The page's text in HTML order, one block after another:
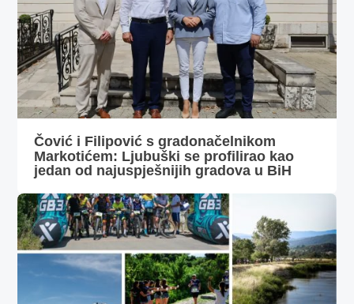
Čović i Filipović s gradonačelnikom
Markotićem: Ljubuški se profilirao kao
jedan od najuspješnijih gradova u BiH